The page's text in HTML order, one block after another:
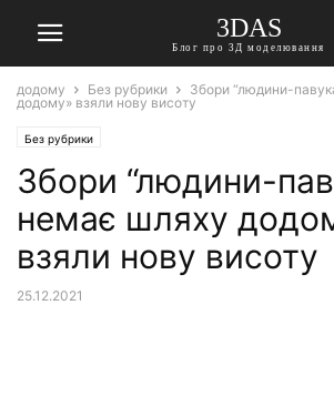
3DAS
Блог про 3Д моделювання
додому Без рубрики
Збори “людини-
додому» взяли нову висоту
Без рубрики
Збори “людини-
немає шляху
взяли нову висоту
25.12.2021